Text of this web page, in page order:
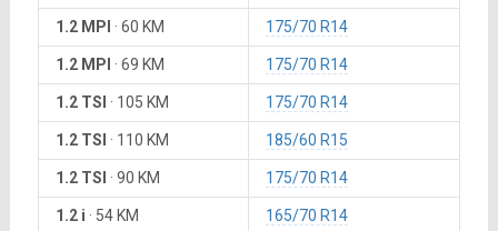
1.2 MPI · 60 KM 175/70 R14
1.2 MPI · 69 KM 175/70 R14
1.2 TSI · 105 KM 175/70 R14
1.2 TSI · 110 KM 185/60 R15
1.2 TSI · 90 KM 175/70 R14
1.2 i · 54 KM
165/70 R14